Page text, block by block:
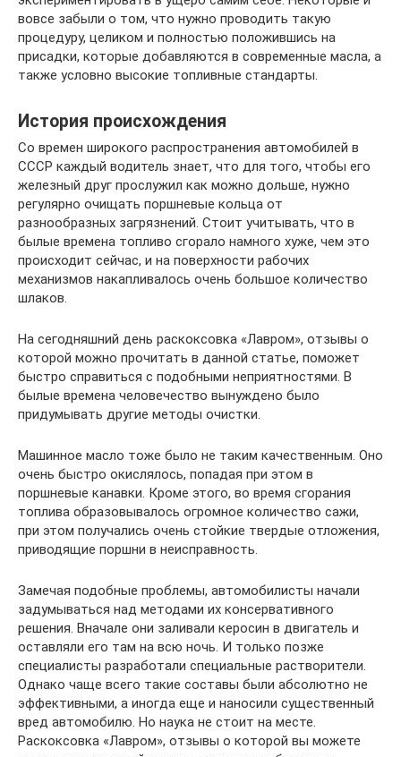
вовсе забыли о том, что нужно проводить такую
процедуру, целиком и полностью положившись на
присадки, которые добавляются в современные масла, а
также условно высокие топливные стандарты.
История происхождения
Со времен широкого распространения автомобилей в
СССР каждый водитель знает, что для того, чтобы его
железный друг прослужил как можно дольше, нужно
регулярно очищать поршневые кольца от
разнообразных загрязнений. Стоит учитывать, что в
былые времена топливо сгорало намного хуже, чем это
происходит сейчас, и на поверхности рабочих
механизмов накапливалось очень большое количество
шлаков.
На сегодняшний день раскоксовка «Лавром», отзывы о
которой можно прочитать в данной статье, поможет
быстро справиться с подобными неприятностями. В
былые времена человечество вынуждено было
придумывать другие методы очистки.
Машинное масло тоже было не таким качественным. Оно
очень быстро окислялось, попадая при этом в
поршневые канавки. Кроме этого, во время сгорания
топлива образовывалось огромное количество сажи,
при этом получались очень стойкие твердые отложения,
приводящие поршни в неисправность.
Замечая подобные проблемы, автомобилисты начали
задумываться над методами их консервативного
решения. Вначале они заливали керосин в двигатель и
оставляли его там на всю ночь. И только позже
специалисты разработали специальные растворители.
Однако чаще всего такие составы были абсолютно не
эффективными, а иногда еще и наносили существенный
вред автомобилю. Но наука не стоит на месте.
Раскоксовка «Лавром», отзывы о которой вы можете